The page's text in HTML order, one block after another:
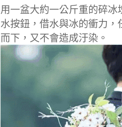
用一盆大約一公斤重的碎冰
水按鈕，借水與冰的衝力，
而下，又不會造成汙染。